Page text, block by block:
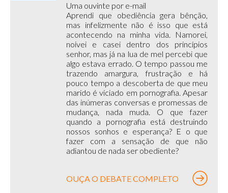
Uma ouvinte por e-mail
Aprendi que obediência gera bênção,
mas infelizmente não é isso que está
acontecendo na minha vida. Namorei,
noivei e casei dentro dos princípios
senhor, mas já na lua de mel percebi que
algo estava errado. O tempo passou me
trazendo amargura, frustração e há
pouco tempo a descoberta de que meu
marido é viciado em pornografia. Apesar
das inúmeras conversas e promessas de
mudança, nada muda. O que fazer
quando a pornografia está destruindo
nossos sonhos e esperança? E o que
fazer com a sensação de que não
adiantou de nada ser obediente?
OUÇA O DEBATE COMPLETO